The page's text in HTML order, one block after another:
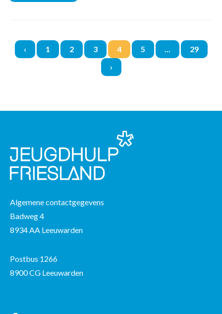
‹ 1 2 3 4 5
29
›
Algemene contactgegevens
Badweg 4
8934 AA Leeuwarden
Postbus 1266
8900 CG Leeuwarden